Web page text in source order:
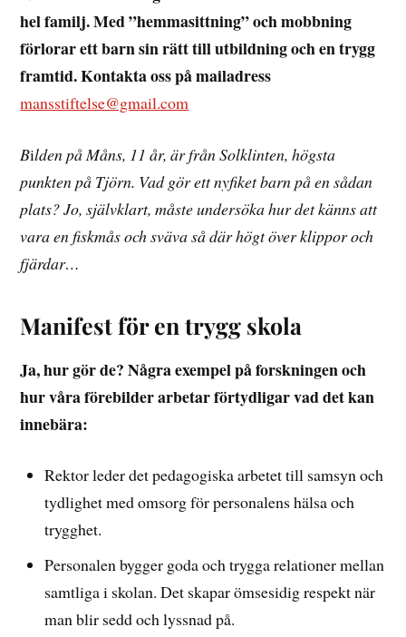
hel familj. Med ”hemmasittning” och mobbning
förlorar ett barn sin rätt till utbildning och en trygg
framtid. Kontakta oss på mailadress
mansstiftelse@gmail.com
Bilden på Måns, 11 år, är från Solklinten, högsta
punkten på Tjörn. Vad gör ett nyfiket barn på en sådan
plats? Jo, självklart, måste undersöka hur det känns att
vara en fiskmås och sväva så där högt över klippor och
fjärdar…
Manifest för en trygg skola
Ja, hur gör de? Några exempel på forskningen och
hur våra förebilder arbetar förtydligar vad det kan
innebära:
Rektor leder det pedagogiska arbetet till samsyn och
tydlighet med omsorg för personalens hälsa och
trygghet.
Personalen bygger goda och trygga relationer mellan
samtliga i skolan. Det skapar ömsesidig respekt när
man blir sedd och lyssnad på.